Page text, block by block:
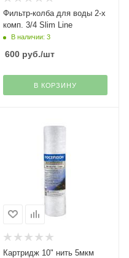
Фильтр-колба для воды 2-х
комп. 3/4 Slim Line
В наличии: 3
600руб./шт
В КОРЗИНУ
Картридж 10" нить 5мкм